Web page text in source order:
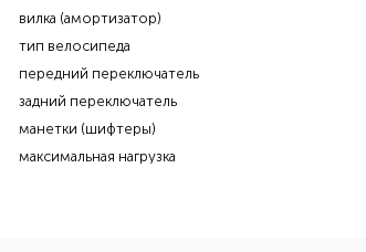
вилка (амортизатор)
тип велосипеда
передний переключатель
задний переключатель
манетки (шифтеры)
максимальная нагрузка